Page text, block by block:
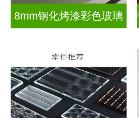
8mm钢化烤漆彩色玻璃